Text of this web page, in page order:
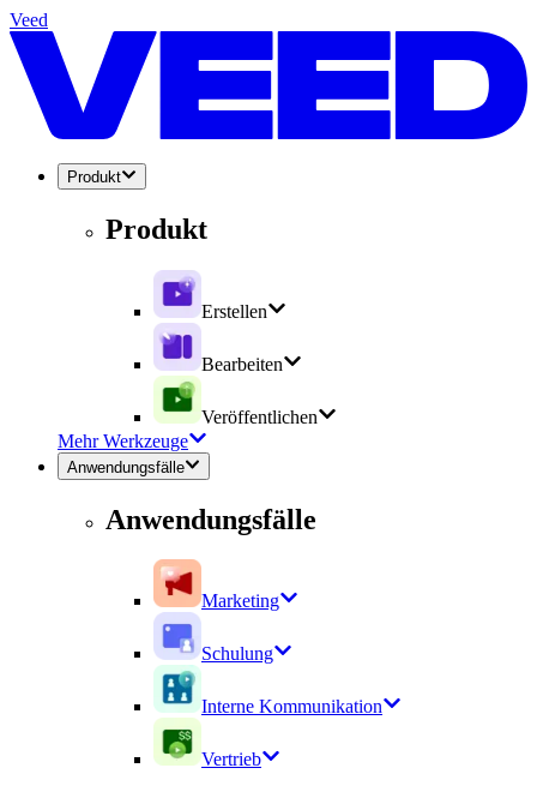
Veed
Produkt
Produkt
Erstellen
Bearbeiten
Veröffentlichen
Mehr Werkzeuge
Anwendungsfälle
Anwendungsfälle
Marketing
Schulung
Interne Kommunikation
Vertrieb